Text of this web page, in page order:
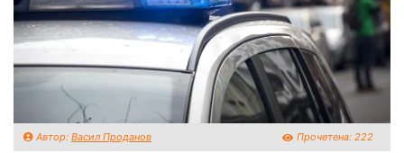
Автор: Васил Проданов Прочетена: 222